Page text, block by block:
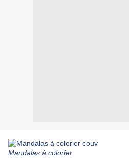
Mandalas à colorier